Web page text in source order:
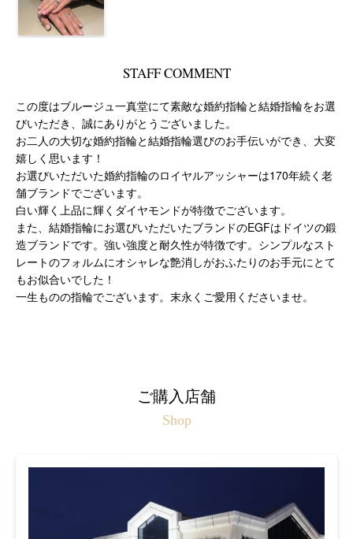
STAFF COMMENT
この度はブルージュ一真堂にて素敵な婚約指輪と結婚指輪をお選
びいただき、誠にありがとうございました。
お二人の大切な婚約指輪と結婚指輪選びのお手伝いができ、大変
嬉しく思います！
お選びいただいた婚約指輪のロイヤルアッシャーは170年続く老
舗ブランドでございます。
白い輝く上品に輝くダイヤモンドが特徴でございます。
また、結婚指輪にお選びいただいたブランドのEGFはドイツの鍛
造ブランドです。強い強度と耐久性が特徴です。シンプルなスト
レートのフォルムにオシャレな艶消しがおふたりのお手元にとて
もお似合いでした！
一生ものの指輪でございます。末永くご愛用くださいませ。
ご購入店舗
Shop